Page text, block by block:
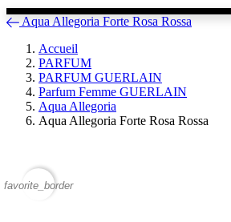
Aqua Allegoria Forte Rosa Rossa
Accueil
PARFUM
PARFUM GUERLAIN
Parfum Femme GUERLAIN
Aqua Allegoria
Aqua Allegoria Forte Rosa Rossa
favorite_border